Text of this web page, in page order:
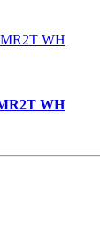
WH